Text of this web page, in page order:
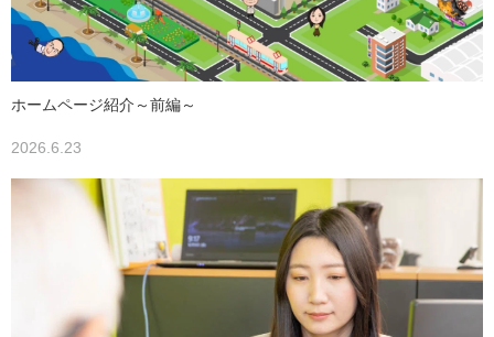
ホームページ紹介～前編～
2026.6.23